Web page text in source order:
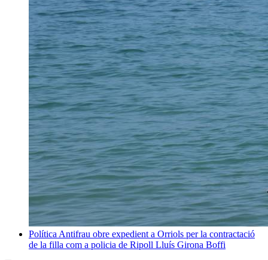
Política Antifrau obre expedient a Orriols per la contractació
de la filla com a policia de Ripoll Lluís Girona Boffi